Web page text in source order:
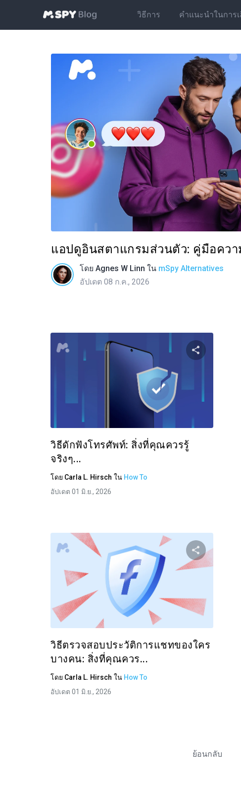
วิธีการ คำแนะนำในการ
แอปดูอินสตาแกรมส่วนตัว: คู่มือคว
โดย Agnes W Linn ใน mSpy Alternatives
อัปเดต 08 ก.ค., 2026
แบ่งปั
วิธีดักฟังโทรศัพท์: สิ่งที่คุณควรรู้
จริงๆ...
โดย Carla L. Hirsch ใน How To
อัปเดต 01 มิ.ย., 2026
แบ่งปัน
ทวิตเตอร์
วิธีตรวจสอบประวัติการแชทของใคร
บางคน: สิ่งที่คุณควร...
โดย Carla L. Hirsch ใน How To
อัปเดต 01 มิ.ย., 2026
ย้อนกลับ